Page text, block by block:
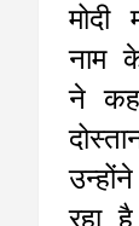
नाम
ने
रहा